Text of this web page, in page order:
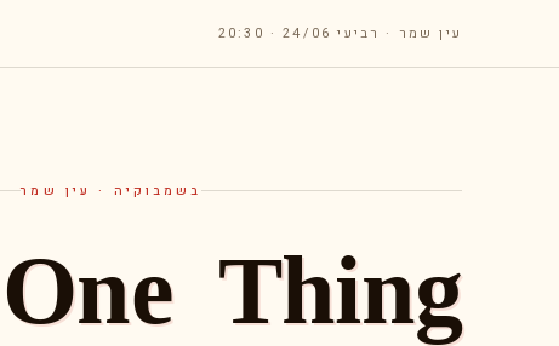
עין שמר · רביעי 24/06 · 20:30
בשמבוקיה · עין שמר
One Thing